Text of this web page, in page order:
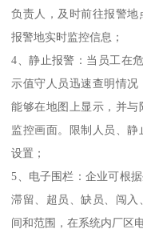
负责人，及时前往报警
报警地实时监控信息；
4、静止报警：当员工在
示值守人员迅速查明情
能够在地图上显示，并
监控画面。限制人员、
设置；
5、电子围栏：企业可根
滞留、超员、缺员、闯
间和范围，在系统内厂区